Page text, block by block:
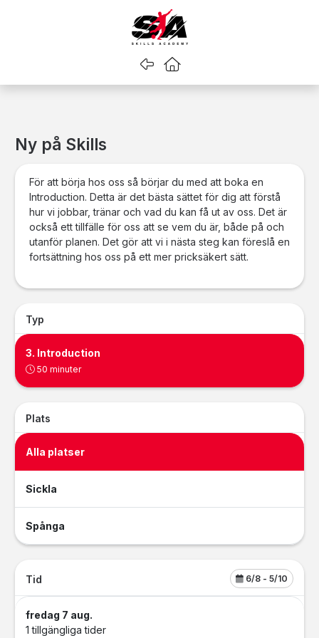
Gå tillbaka
Gå till startsidan
Ny på Skills
För att börja hos oss så börjar du med att boka en
Introduction. Detta är det bästa sättet för dig att förstå
hur vi jobbar, tränar och vad du kan få ut av oss. Det är
också ett tillfälle för oss att se vem du är, både på och
utanför planen. Det gör att vi i nästa steg kan föreslå en
fortsättning hos oss på ett mer pricksäkert sätt.
Typ
3. Introduction
50 minuter
Plats
Alla platser
Sickla
Spånga
Tid 6/8 - 5/10
fredag 7 aug.
1 tillgängliga tider